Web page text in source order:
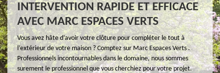
INTERVENTION RAPIDE ET EFFICACE
AVEC MARC ESPACES VERTS
Vous avez hâte d’avoir votre clôture pour compléter le tout à
l’extérieur de votre maison ? Comptez sur Marc Espaces Verts .
Professionnels incontournables dans le domaine, nous sommes
surement le professionnel que vous cherchiez pour votre projet.